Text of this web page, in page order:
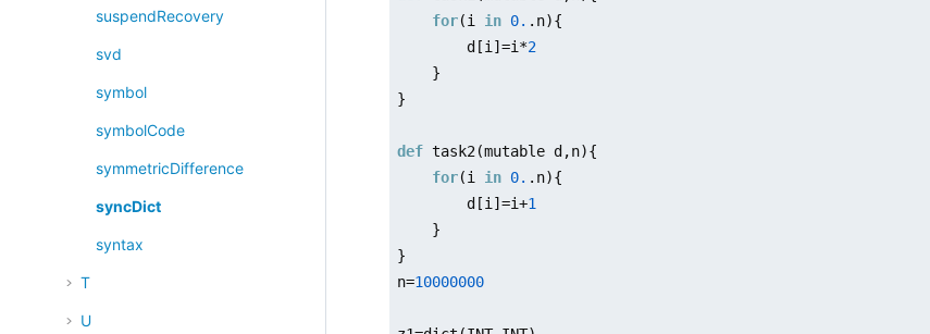
suspendRecovery
svd
symbol
symbolCode
symmetricDifference
syncDict
syntax
T
U
1.230
3
*/
for(i in 0. .n){
        d[i]=i*
2
    }
}
def task2(mutable d,n){
for(i in 0. .n){
        d[i]=i+
1
    }
}
n=10000000